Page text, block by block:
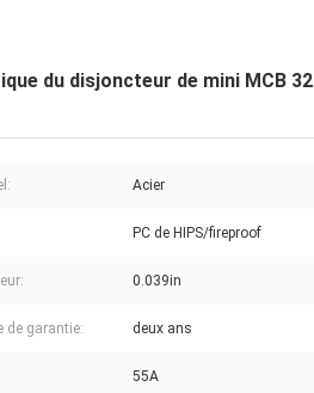
du disjoncteur de mini MCB 32
Acier
PC de HIPS/fireproof
0.039in
de garantie: deux ans
55A